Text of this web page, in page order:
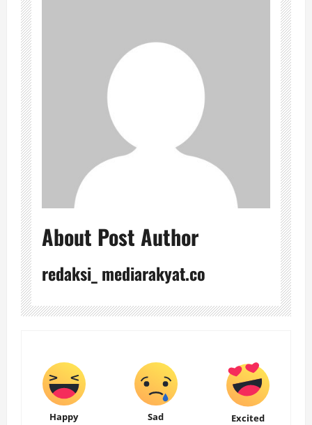
About Post Author
redaksi_ mediarakyat.co
Happy Sad Excited